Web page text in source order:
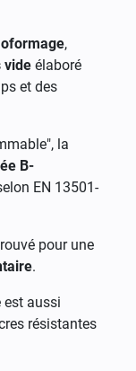
,
vide élaboré
et des
la
B-
EN 13501-
pour une
.
est aussi
résistantes